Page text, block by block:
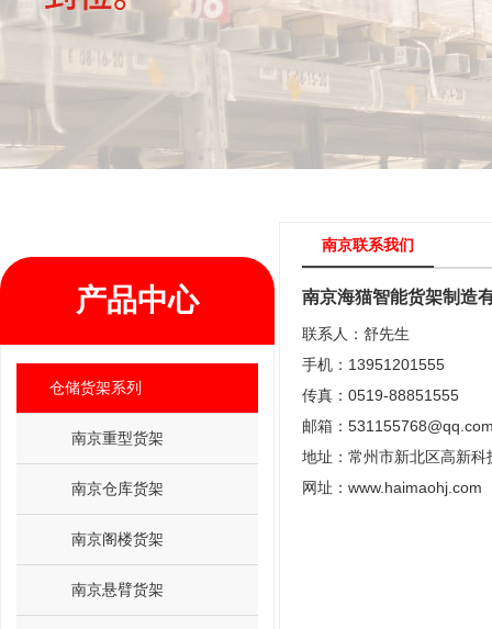
产品中心
仓储货架系列
南京重型货架
南京仓库货架
南京阁楼货架
南京悬臂货架
南京联系我们
南京海猫智能货架制造
联系人：舒先生
手机：13951201555
传真：0519-88851555
邮箱：
地址：常州市新北区高新科
网址： www.haimaohj.com